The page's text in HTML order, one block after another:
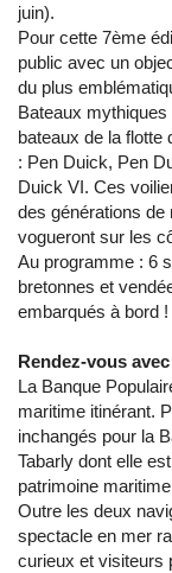
juin).
Pour cette 7ème
public avec un
du plus
Bateaux
bateaux de la flotte
: Pen Duick, Pen
Duick VI. Ces
des générations de
vogueront sur les
Au programme : 6
bretonnes et
embarqués à bord !
Rendez-vous
La Banque
maritime itinérant.
inchangés pour la
Tabarly dont elle
patrimoine
Outre les deux
spectacle en mer
curieux et visiteurs